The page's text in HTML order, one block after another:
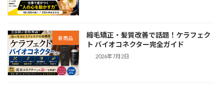
新商品
縮毛矯正・髪質改善で話題！ケラフェク
ト バイオコネクター完全ガイド
2026年7月2日